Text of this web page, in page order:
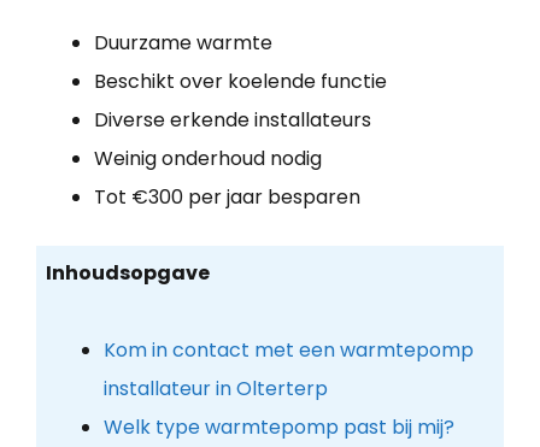
Duurzame warmte
Beschikt over koelende functie
Diverse erkende installateurs
Weinig onderhoud nodig
Tot €300 per jaar besparen
Inhoudsopgave
Kom in contact met een warmtepomp
installateur in Olterterp
Welk type warmtepomp past bij mij?